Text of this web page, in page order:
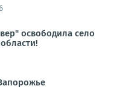
освободила село